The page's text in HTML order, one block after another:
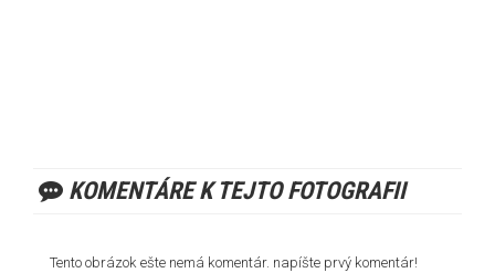
KOMENTÁRE K TEJTO FOTOGRAFII
Tento obrázok ešte nemá komentár. napíšte prvý komentár!